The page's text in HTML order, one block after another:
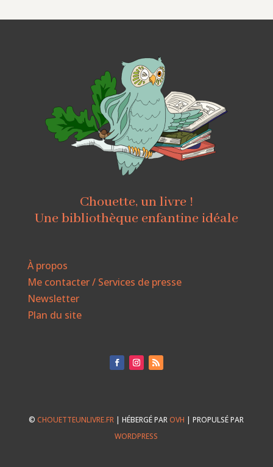
Chouette, un livre !
Une bibliothèque enfantine idéale
À propos
Me contacter / Services de presse
Newsletter
Plan du site
©CHOUETTEUNLIVRE.FR | HÉBERGÉ PAROVH | PROPULSÉ PAR
WORDPRESS